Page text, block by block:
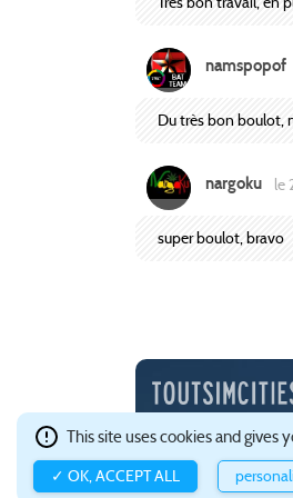
namspopof
Du très bon boulot,
nargoku le
super boulot, bravo
Ce site est hébergé
à propos de
This site uses cookies and
✓ OK, ACCEPT ALL